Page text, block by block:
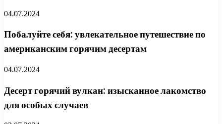
04.07.2024
Побалуйте себя: увлекательное путешествие по
американским горячим десертам
04.07.2024
Десерт горячий вулкан: изысканное лакомство
для особых случаев